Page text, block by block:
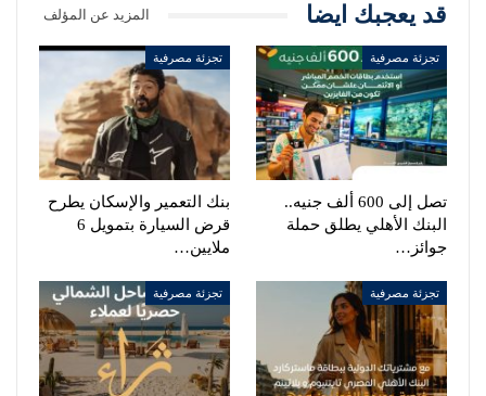
قد يعجبك ايضا المزيد عن المؤلف
تجزئة مصرفية
تصل إلى 600 ألف جنيه..
البنك الأهلي يطلق حملة
جوائز…
تجزئة مصرفية
بنك التعمير والإسكان يطرح
قرض السيارة بتمويل 6
ملايين…
تجزئة مصرفية تجزئة مصرفية